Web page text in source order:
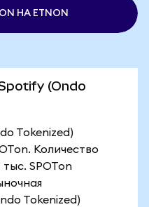
НА ETNON
Spotify (Ondo
Tokenized)
Количество
SPOTon
Tokenized)